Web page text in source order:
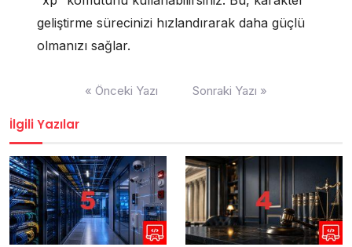
geliştirme sürecinizi hızlandırarak daha güçlü
olmanızı sağlar.
« Önceki Yazı Sonraki Yazı »
İlgili Yazılar